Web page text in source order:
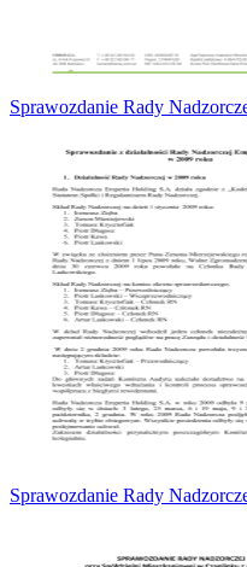
Sprawozdanie Rady
Sprawozdanie Rady